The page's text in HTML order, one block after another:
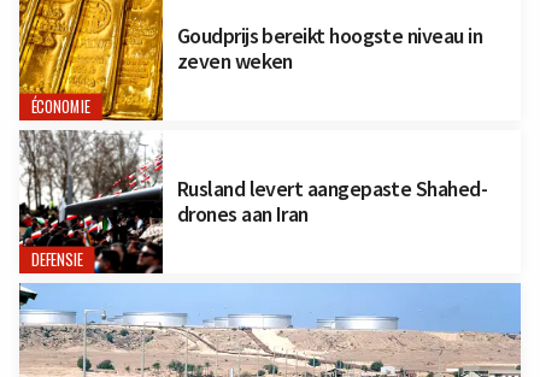
ÉCONOMIE
Goudprijs bereikt hoogste niveau in
zeven weken
DEFENSIE
Rusland levert aangepaste Shahed-
drones aan Iran